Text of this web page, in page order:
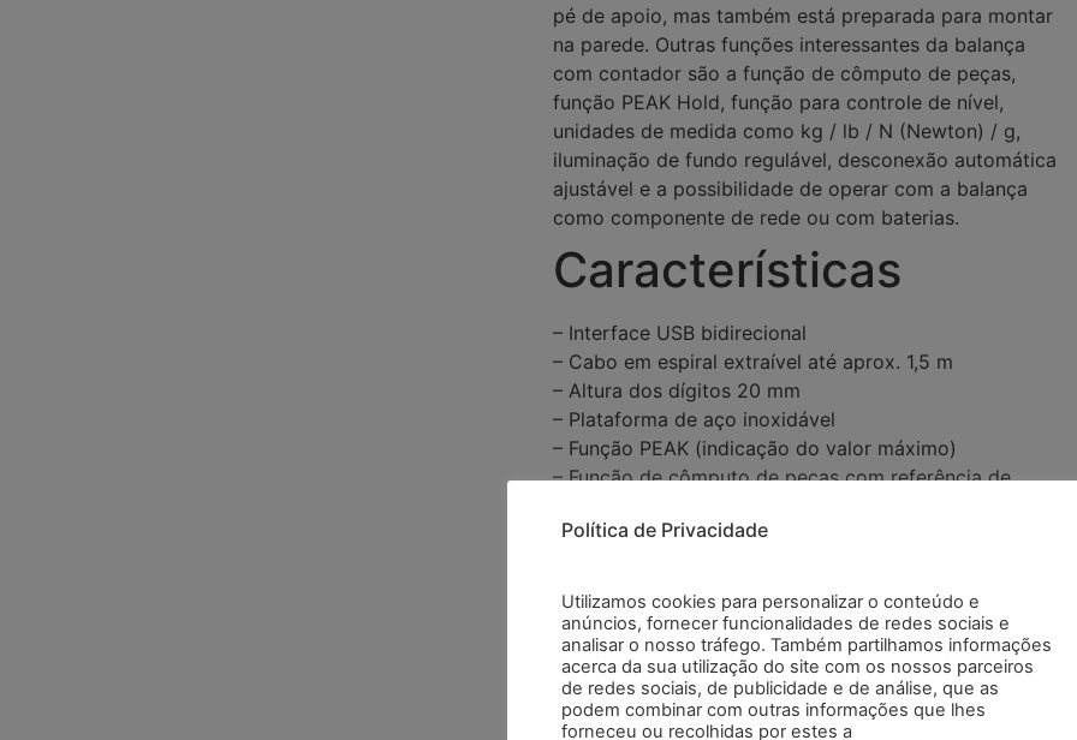
pé de apoio, mas também está preparada para montar
na parede. Outras funções interessantes da balança
com contador são a função de cômputo de peças,
função PEAK Hold, função para controle de nível,
unidades de medida como kg / lb / N (Newton) / g,
iluminação de fundo regulável, desconexão automática
ajustável e a possibilidade de operar com a balança
como componente de rede ou com baterias.
Características
– Interface USB bidirecional
– Cabo em espiral extraível até aprox. 1,5 m
– Altura dos dígitos 20 mm
– Plataforma de aço inoxidável
– Função PEAK (indicação do valor máximo)
– Função de cômputo de peças com referência de
– Permite tara múltipla
– Alimentação por bateria ou rede
– Cabo de interface incluído
Especificações
Política de Privacidade
Utilizamos cookies para personalizar o conteúdo e
anúncios, fornecer funcionalidades de redes sociais e
analisar o nosso tráfego. Também partilhamos informações
acerca da sua utilização do site com os nossos parceiros
de redes sociais, de publicidade e de análise, que as
podem combinar com outras informações que lhes
forneceu ou recolhidas por estes a